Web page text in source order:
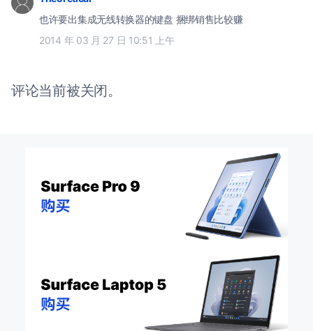
也许要出集成无线转换器的键盘 捆绑销售比较赚
2014 年 03 月 27 日 10:51 上午
评论当前被关闭。